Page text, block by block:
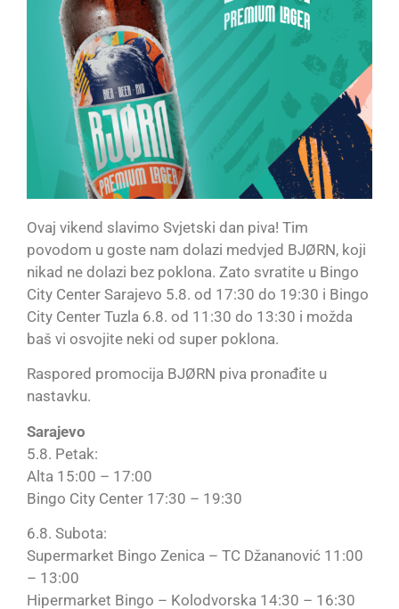
Ovaj vikend slavimo Svjetski dan piva! Tim
povodom u goste nam dolazi medvjed BJØRN, koji
nikad ne dolazi bez poklona. Zato svratite u Bingo
City Center Sarajevo 5.8. od 17:30 do 19:30 i Bingo
City Center Tuzla 6.8. od 11:30 do 13:30 i možda
baš vi osvojite neki od super poklona.
Raspored promocija BJØRN piva pronađite u
nastavku.
Sarajevo
5.8. Petak:
Alta 15:00 – 17:00
Bingo City Center 17:30 – 19:30
6.8. Subota:
Supermarket Bingo Zenica – TC Džananović 11:00
– 13:00
Hipermarket Bingo – Kolodvorska 14:30 – 16:30